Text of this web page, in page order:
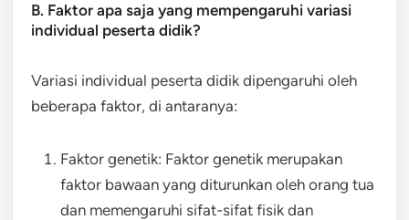
B. Faktor apa saja yang mempengaruhi variasi
individual peserta didik?
Variasi individual peserta didik dipengaruhi oleh
beberapa faktor, di antaranya:
Faktor genetik: Faktor genetik merupakan
faktor bawaan yang diturunkan oleh orang tua
dan memengaruhi sifat-sifat fisik dan